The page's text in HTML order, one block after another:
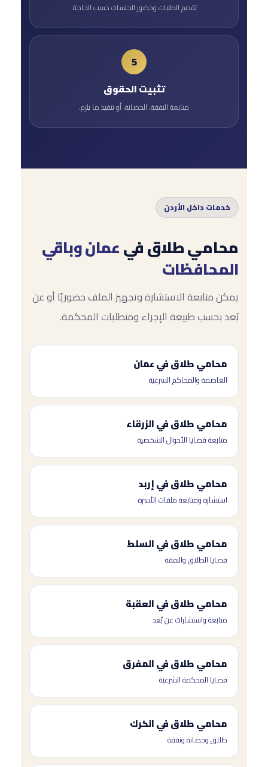
تقديم الطلبات وحضور الجلسات حسب الحاجة.
تثبيت الحقوق
متابعة النفقة، الحضانة، أو تنفيذ ما يلزم.
خدمات داخل الأردن
محامي طلاق فيعمان وباقي
المحافظات
يمكن متابعة الاستشارة وتجهيز الملف حضوريًا أو عن
بُعد بحسب طبيعة الإجراء ومتطلبات المحكمة.
محامي طلاق في عمان
العاصمة والمحاكم الشرعية
محامي طلاق في الزرقاء
متابعة قضايا الأحوال الشخصية
محامي طلاق في إربد
استشارة ومتابعة ملفات الأسرة
محامي طلاق في السلط
قضايا الطلاق والنفقة
محامي طلاق في العقبة
متابعة واستشارات عن بُعد
محامي طلاق في المفرق
قضايا المحكمة الشرعية
محامي طلاق في الكرك
طلاق وحضانة ونفقة